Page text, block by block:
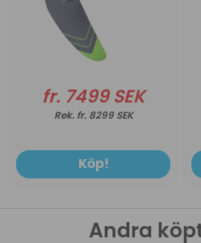
fr. 7499 SEK
fr. 8299 SEK
Köp!
Andra